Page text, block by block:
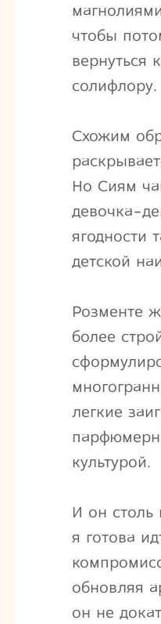
чтобы
вернуться
солифлору.
Схожим
Но Сиям
девочка-
ягодности
детской
Розменте
более
легкие
культурой.
И он столь
я готова
обновляя
он не